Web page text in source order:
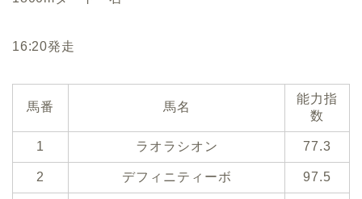
16:20発走
馬番 馬名
能力指
数
1 ラオラシオン 77.3
2 デフィニティーボ 97.5